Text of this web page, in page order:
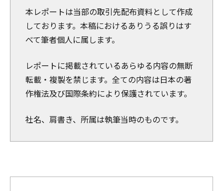
本レポートは当部の取引先配布資料として作成
しております。本稿におけるありうる誤りはす
べて筆者個人に属します。
レポートに掲載されているあらゆる内容の無断
転載・複製を禁じます。全ての内容は日本の著
作権法及び国際条約により保護されています。
社名、肩書き、所属は執筆当時のものです。